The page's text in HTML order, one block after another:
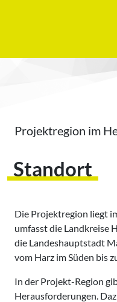
Projektregion im
Standort
Die Projektregion liegt
umfasst die Landkreise
die Landeshauptstadt
vom Harz im Süden bis
In der Projekt-Region
Herausforderungen.